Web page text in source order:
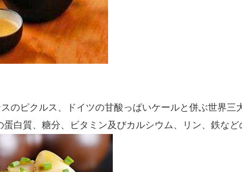
のピクルス、ドイツの甘酸っぱいケールと併ぶ世界三
白質、糖分、ビタミン及びカルシウム、リン、鉄など